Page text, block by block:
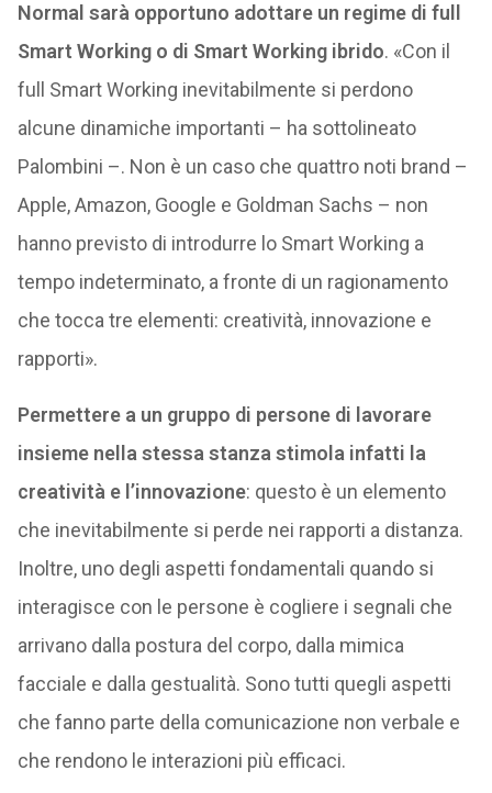
Normal sarà opportuno adottare un regime di full
Smart Working o di Smart Working ibrido. «Con il
full Smart Working inevitabilmente si perdono
alcune dinamiche importanti – ha sottolineato
Palombini –. Non è un caso che quattro noti brand –
Apple, Amazon, Google e Goldman Sachs – non
hanno previsto di introdurre lo Smart Working a
tempo indeterminato, a fronte di un ragionamento
che tocca tre elementi: creatività, innovazione e
rapporti».
Permettere a un gruppo di persone di lavorare
insieme nella stessa stanza stimola infatti la
creatività e l’innovazione: questo è un elemento
che inevitabilmente si perde nei rapporti a distanza.
Inoltre, uno degli aspetti fondamentali quando si
interagisce con le persone è cogliere i segnali che
arrivano dalla postura del corpo, dalla mimica
facciale e dalla gestualità. Sono tutti quegli aspetti
che fanno parte della comunicazione non verbale e
che rendono le interazioni più efficaci.